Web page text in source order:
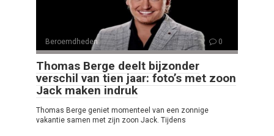
Beroemdheden 0
Thomas Berge deelt bijzonder
verschil van tien jaar: foto’s met zoon
Jack maken indruk
Thomas Berge geniet momenteel van een zonnige
vakantie samen met zijn zoon Jack. Tijdens